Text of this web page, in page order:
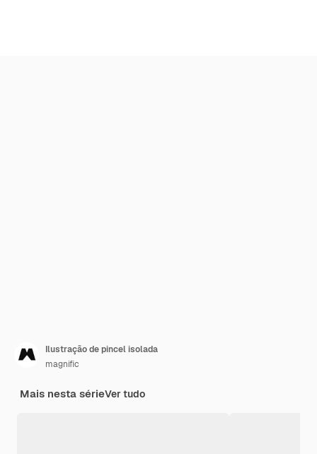
Ilustração de pincel isolada
magnific
Mais nesta sérieVer tudo